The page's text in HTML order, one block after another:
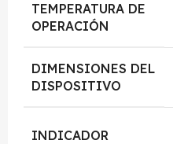
TEMPERATURA DE
OPERACIÓN
DIMENSIONES DEL
DISPOSITIVO
INDICADOR